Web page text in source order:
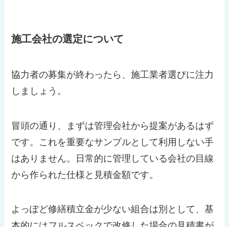
施工会社の選定について
協力者の募集が終わったら、施工業者選びに注力
しましょう。
冒頭の通り、まずは管理会社から提案があるはず
です。これを重要なサンプルとして利用しない手
はありません。日常的に管理している会社の目線
から作られた仕様と見積金額です。
よっぽど修繕積立金が少ない組合は別として、基